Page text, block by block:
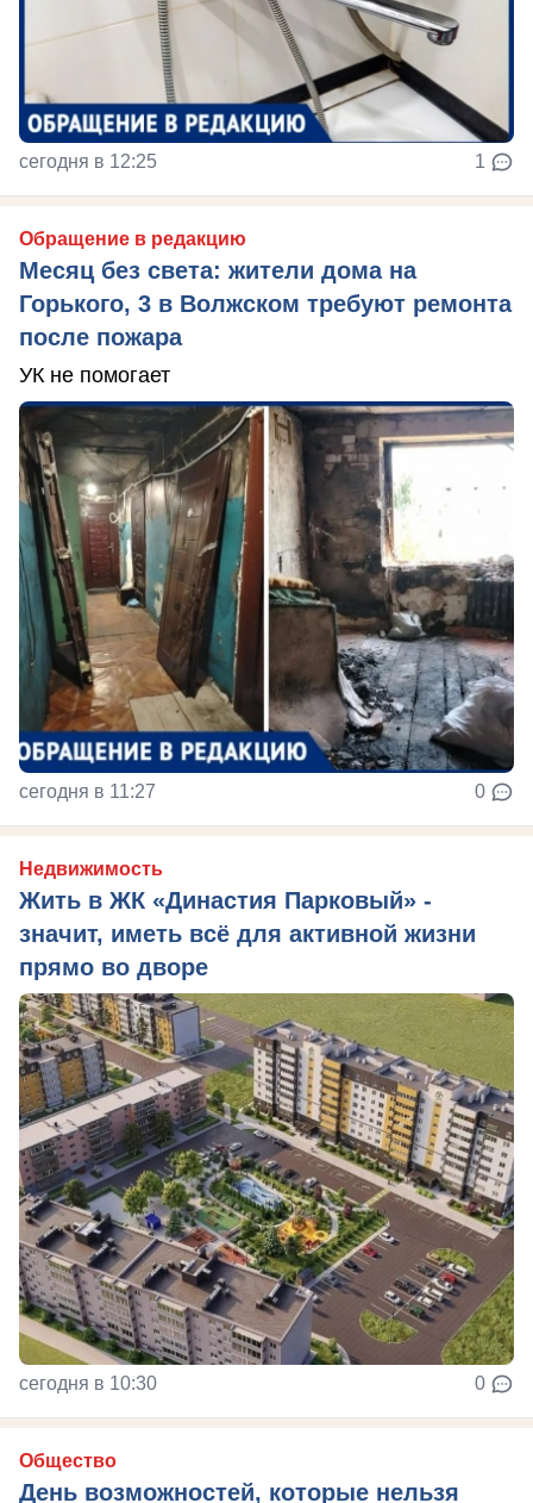
сегодня в 12:25 1
Обращение в редакцию
Месяц без света: жители дома на
Горького, 3 в Волжском требуют ремонта
после пожара
УК не помогает
сегодня в 11:27 0
Недвижимость
Жить в ЖК «Династия Парковый» -
значит, иметь всё для активной жизни
прямо во дворе
сегодня в 10:30 0
Общество
День возможностей, которые нельзя